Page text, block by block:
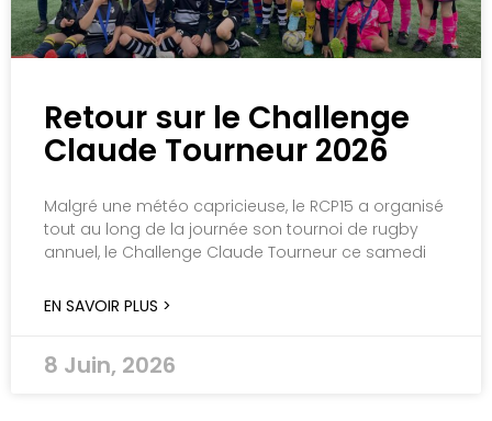
Retour sur le Challenge
Claude Tourneur 2026
Malgré une météo capricieuse, le RCP15 a organisé
tout au long de la journée son tournoi de rugby
annuel, le Challenge Claude Tourneur ce samedi
EN SAVOIR PLUS >
8 Juin, 2026